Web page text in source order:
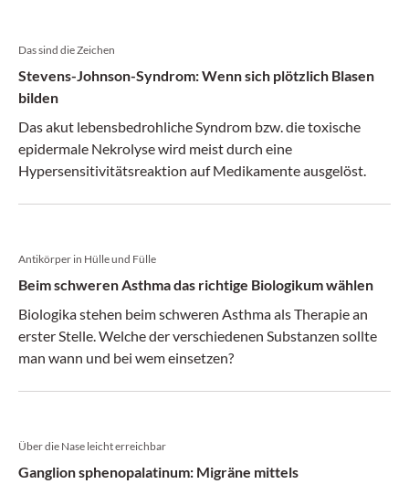
Das sind die Zeichen
Stevens-Johnson-Syndrom: Wenn sich plötzlich Blasen
bilden
Das akut lebensbedrohliche Syndrom bzw. die toxische
epidermale Nekrolyse wird meist durch eine
Hypersensitivitätsreaktion auf Medikamente ausgelöst.
Antikörper in Hülle und Fülle
Beim schweren Asthma das richtige Biologikum wählen
Biologika stehen beim schweren Asthma als Therapie an
erster Stelle. Welche der verschiedenen Substanzen sollte
man wann und bei wem einsetzen?
Über die Nase leicht erreichbar
Ganglion sphenopalatinum: Migräne mittels